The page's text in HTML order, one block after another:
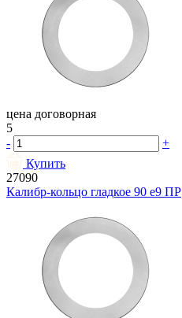
цена договорная
5
-
+
Купить
27090
Калибр-кольцо гладкое 90 e9 ПР